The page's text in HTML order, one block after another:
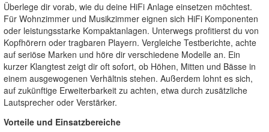
Überlege dir vorab, wie du deine HiFi Anlage einsetzen möchtest.
Für Wohnzimmer und Musikzimmer eignen sich HiFi Komponenten
oder leistungsstarke Kompaktanlagen. Unterwegs profitierst du von
Kopfhörern oder tragbaren Playern. Vergleiche Testberichte, achte
auf seriöse Marken und höre dir verschiedene Modelle an. Ein
kurzer Klangtest zeigt dir oft sofort, ob Höhen, Mitten und Bässe in
einem ausgewogenen Verhältnis stehen. Außerdem lohnt es sich,
auf zukünftige Erweiterbarkeit zu achten, etwa durch zusätzliche
Lautsprecher oder Verstärker.
Vorteile und Einsatzbereiche